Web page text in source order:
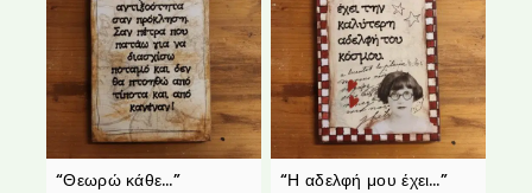
“Θεωρώ κάθε…” “Η αδελφή μου έχει…”